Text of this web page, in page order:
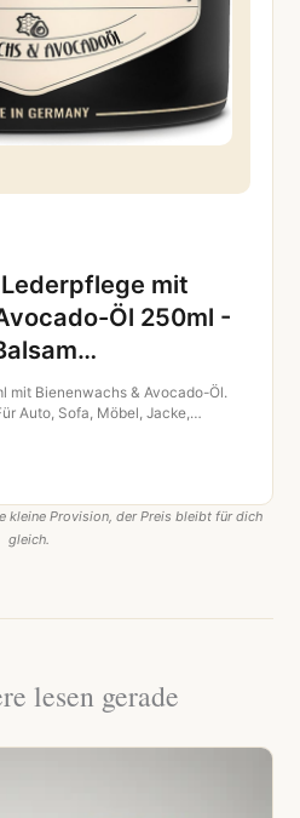
Lederpflege mit
Öl 250ml -
mit Bienenwachs & Avocado-Öl.
Auto, Sofa, Möbel, Jacke,…
kleine Provision, der Preis bleibt für dich
gleich.
lesen gerade